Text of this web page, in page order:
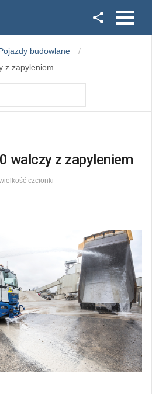
Instagrambudowlane
z zapyleniem
walczy z zapyleniem
czcionki